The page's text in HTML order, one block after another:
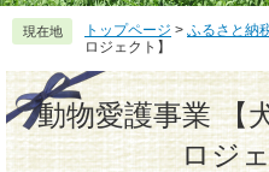
。
て
へ
現在地 トップページ > ふるさと納
ロジェクト】
本
文
動物愛護事業 【
ロジ